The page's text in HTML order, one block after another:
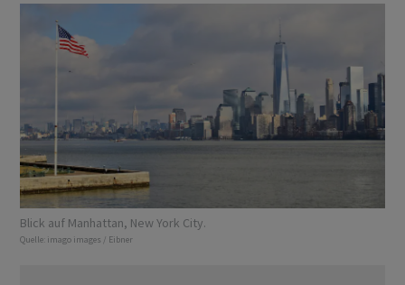
Blick auf Manhattan, New York City.
Quelle: imago images / Eibner